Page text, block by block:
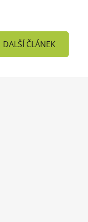
DALŠÍ ČLÁNEK